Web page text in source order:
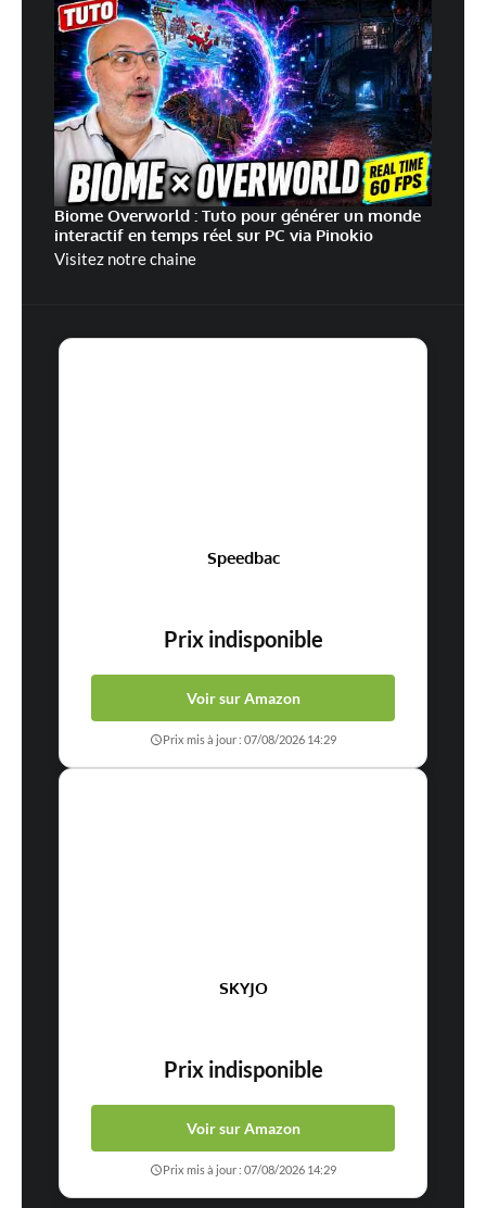
Biome Overworld : Tuto pour générer un monde
interactif en temps réel sur PC via Pinokio
Visitez notre chaine
Speedbac
Prix indisponible
Voir sur Amazon
Prix mis à jour : 07/08/2026 14:29
SKYJO
Prix indisponible
Voir sur Amazon
Prix mis à jour : 07/08/2026 14:29